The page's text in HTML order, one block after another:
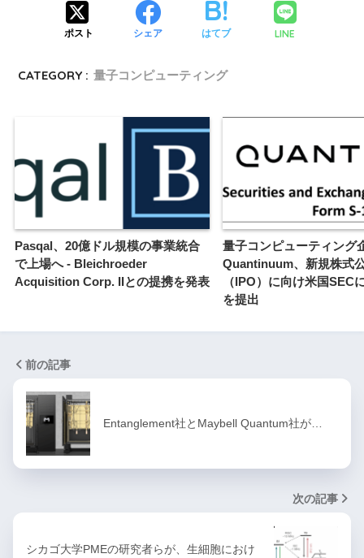
ポスト シェア はてブ LINE
CATEGORY : 量子コンピューティング
Pasqal、20億ドル規模の事業統合
で上場へ - Bleichroeder
Acquisition Corp. IIとの提携を発表
量子コンピューティング
Quantinuum、新規株式
（IPO）に向け米国SEC
を提出
前の記事
Entanglement社とMaybell Quantum社が…
次の記事
シカゴ大学PMEの研究者らが、生細胞におけ